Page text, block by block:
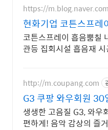
https://
현화기업 코튼스프레
코튼스프레이 흡음뿜칠
관등 집회시설 흡음재
http://m.coupang.com
G3 쿠팡 와우회원 30
생생한 고음질 G3, 와우
편하게! 음악 감상의 즐